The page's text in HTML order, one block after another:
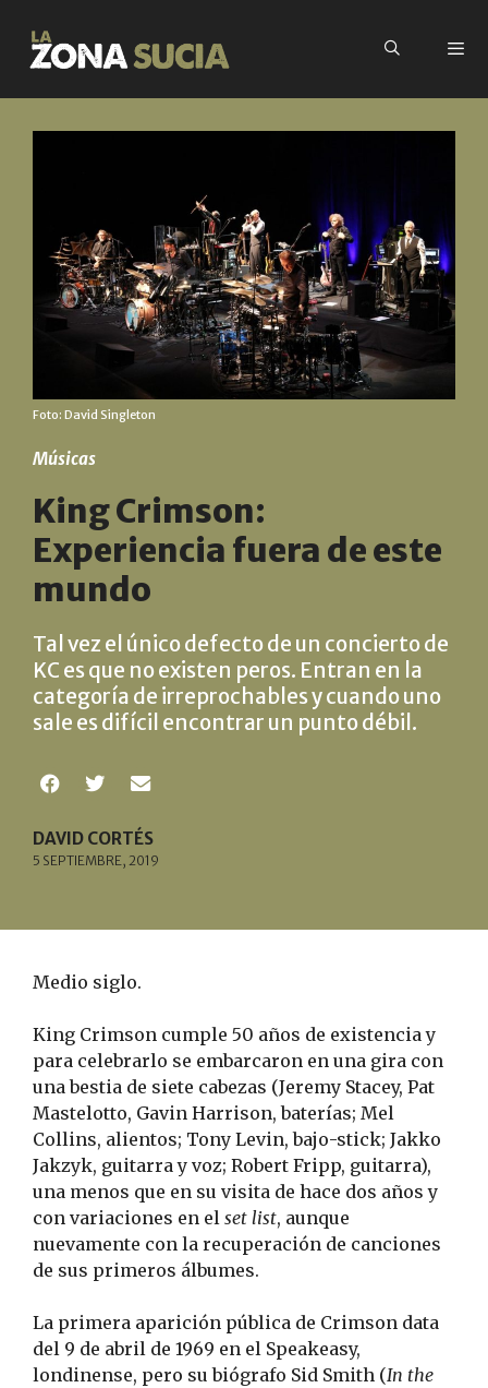
Foto: David Singleton
Músicas
King Crimson:
Experiencia fuera de este
mundo
Tal vez el único defecto de un concierto de
KC es que no existen peros. Entran en la
categoría de irreprochables y cuando uno
sale es difícil encontrar un punto débil.
DAVID CORTÉS
5 SEPTIEMBRE, 2019
Medio siglo.
King Crimson cumple 50 años de existencia y
para celebrarlo se embarcaron en una gira con
una bestia de siete cabezas (Jeremy Stacey, Pat
Mastelotto, Gavin Harrison, baterías; Mel
Collins, alientos; Tony Levin, bajo-stick; Jakko
Jakzyk, guitarra y voz; Robert Fripp, guitarra),
una menos que en su visita de hace dos años y
con variaciones en el set list, aunque
nuevamente con la recuperación de canciones
de sus primeros álbumes.
La primera aparición pública de Crimson data
del 9 de abril de 1969 en el Speakeasy,
londinense, pero su biógrafo Sid Smith (In the